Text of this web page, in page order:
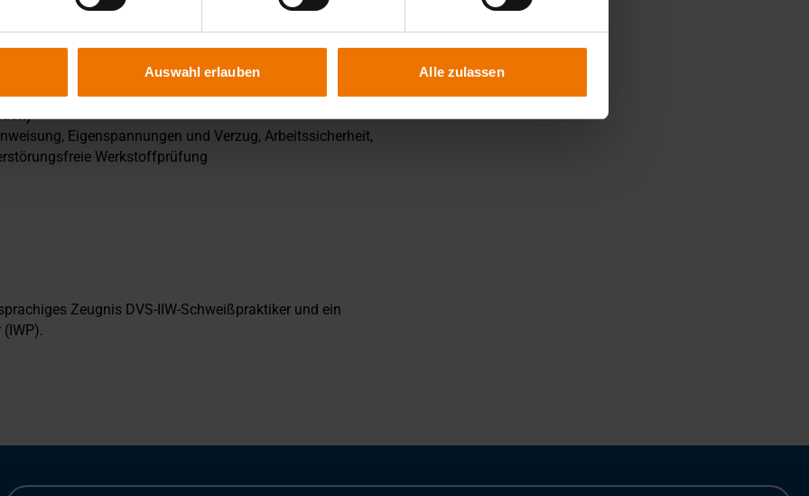
Auswahl erlauben Alle zulassen
(23 Stunden)
und Eigenschaften der Metalle, Legierungen und
Stähle, Wärmebehandlung
Eigenspannungen und Verzug, Arbeitssicherheit,
Werkstoffprüfung
Zeugnis DVS-IIW-Schweißpraktiker und ein